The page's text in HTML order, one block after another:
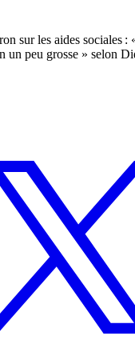
sur les aides sociales :
un peu grosse » selon